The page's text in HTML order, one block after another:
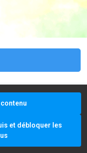
et débloquer les